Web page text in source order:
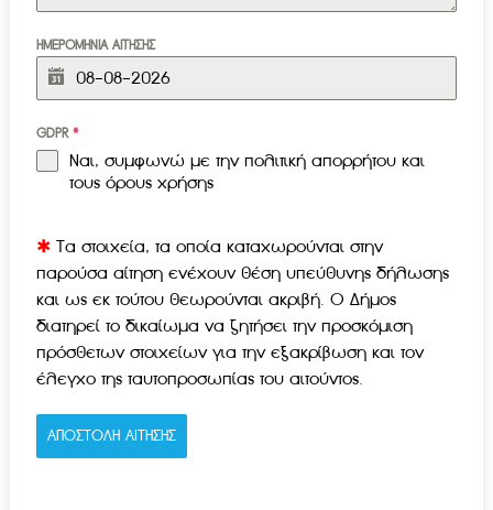
ΗΜΕΡΟΜΗΝΙΑ ΑΙΤΗΣΗΣ
GDPR *
Ναι, συμφωνώ με τηνπολιτική απορρήτου και
τους όρους χρήσης
✱Τα στοιχεία, τα οποία καταχωρούνται στην
παρούσα αίτηση ενέχουν θέση υπεύθυνης δήλωσης
και ως εκ τούτου θεωρούνται ακριβή. Ο Δήμος
διατηρεί το δικαίωμα να ζητήσει την προσκόμιση
πρόσθετων στοιχείων για την εξακρίβωση και τον
έλεγχο της ταυτοπροσωπίας του αιτούντος.
ΑΠΟΣΤΟΛΗ ΑΙΤΗΣΗΣ